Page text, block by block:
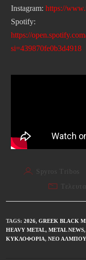
Instagram: https://
Spotify:
https://
si=439870fe0b3d4918
Spyros Tribos
TAGS: 2026, GREEK BLACK
HEAVY METAL, METAL NEWS,
ΚΥΚΛΟΦΟΡΊΑ, ΝΈΟ